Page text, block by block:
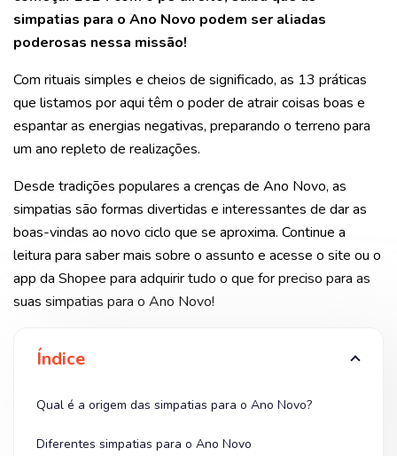
simpatias para o Ano Novo podem ser aliadas
poderosas nessa missão!
Com rituais simples e cheios de significado, as 13 práticas
que listamos por aqui têm o poder de atrair coisas boas e
espantar as energias negativas, preparando o terreno para
um ano repleto de realizações.
Desde tradições populares a crenças de Ano Novo, as
simpatias são formas divertidas e interessantes de dar as
boas-vindas ao novo ciclo que se aproxima. Continue a
leitura para saber mais sobre o assunto e acesse o site ou o
app da Shopee para adquirir tudo o que for preciso para as
suas simpatias para o Ano Novo!
Índice
Qual é a origem das simpatias para o Ano Novo?
Diferentes simpatias para o Ano Novo